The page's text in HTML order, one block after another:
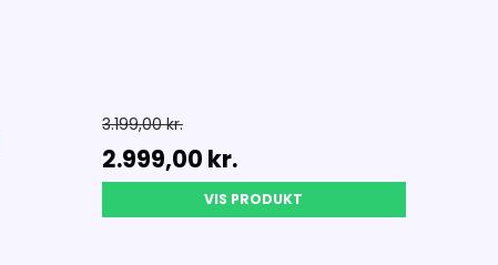
3.199,00 kr.
2.999,00 kr.
VIS PRODUKT